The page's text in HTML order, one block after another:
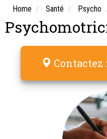
Home Santé Psycho
Contactez